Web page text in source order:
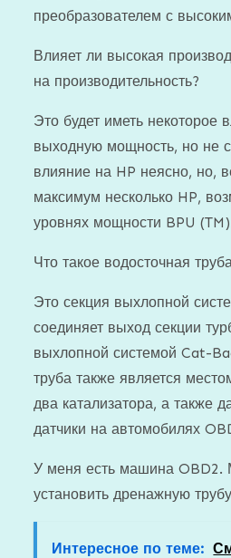
преобразователем с
Влияет ли высокая
на производительность?
Это будет иметь некоторое
выходную мощность, но не
влияние на HP неясно, но,
максимум несколько HP,
уровнях мощности BPU
Что такое водосточная
Это секция выхлопной
соединяет выход секции
выхлопной системой Cat-
труба также является
два катализатора, а также
датчики на автомобилях
У меня есть машина OBD2.
установить дренажную
Интересное по теме: